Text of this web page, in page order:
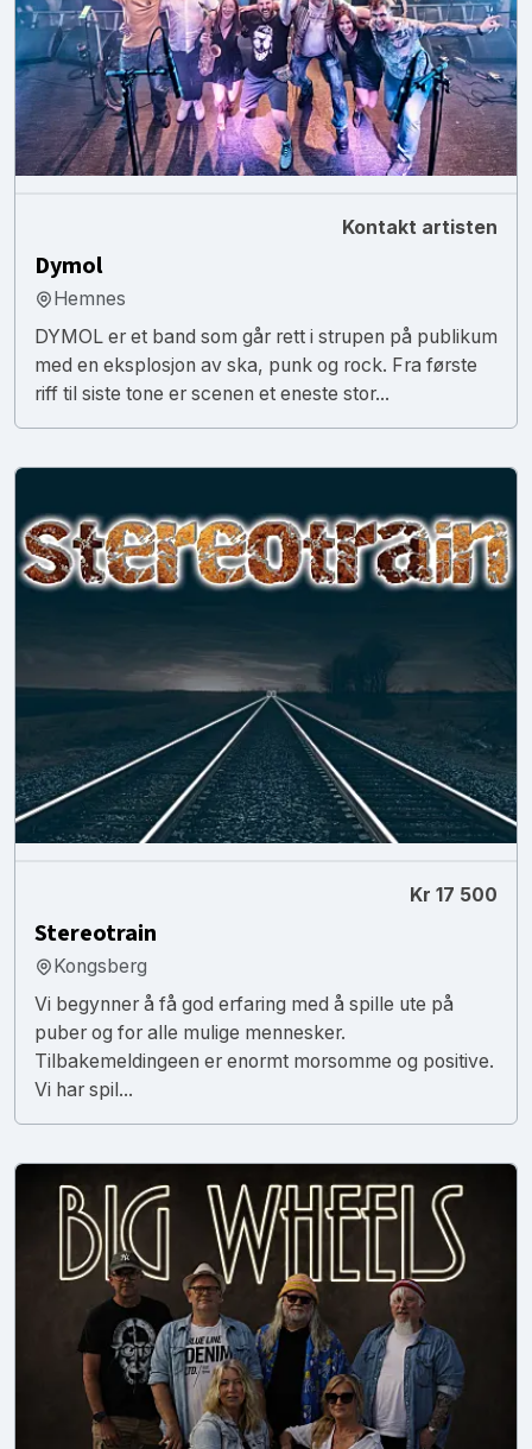
Kontakt artisten
Dymol
Hemnes
DYMOL er et band som går rett i strupen på publikum
med en eksplosjon av ska, punk og rock. Fra første
riff til siste tone er scenen et eneste stor...
Kr 17 500
Stereotrain
Kongsberg
Vi begynner å få god erfaring med å spille ute på
puber og for alle mulige mennesker.
Tilbakemeldingeen er enormt morsomme og positive.
Vi har spil...